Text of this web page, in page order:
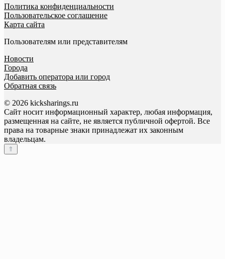
Политика конфиденциальности
Пользовательское соглашение
Карта сайта
Пользователям или представителям
Новости
Города
Добавить оператора или город
Обратная связь
© 2026 kicksharings.ru
Сайт носит информационный характер, любая информация,
размещенная на сайте, не является публичной офертой. Все
права на товарные знаки принадлежат их законным
владельцам.